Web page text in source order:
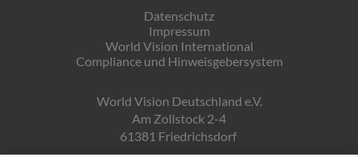
Datenschutz
Impressum
World Vision International
Compliance und Hinweisgebersystem
World Vision Deutschland e.V.
Am Zollstock 2-4
61381 Friedrichsdorf